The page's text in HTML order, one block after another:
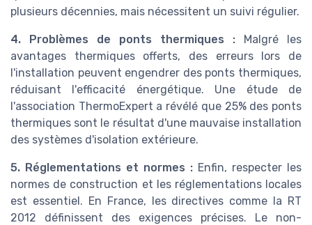
plusieurs décennies, mais nécessitent un suivi régulier.
4. Problèmes de ponts thermiques : Malgré les
avantages thermiques offerts, des erreurs lors de
l'installation peuvent engendrer des ponts thermiques,
réduisant l'efficacité énergétique. Une étude de
l'association ThermoExpert a révélé que 25% des ponts
thermiques sont le résultat d'une mauvaise installation
des systèmes d'isolation extérieure.
5. Réglementations et normes : Enfin, respecter les
normes de construction et les réglementations locales
est essentiel. En France, les directives comme la RT
2012 définissent des exigences précises. Le non-